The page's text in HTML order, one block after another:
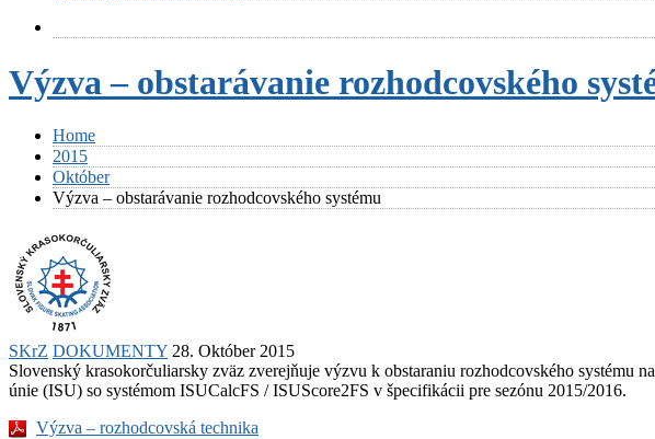
Výzva – obstarávanie rozhodcovského
Home
2015
Október
Výzva – obstarávanie rozhodcovského systému
SKrZ DOKUMENTY 28. Október 2015
Slovenský krasokorčuliarsky zväz zverejňuje výzvu k obstaraniu rozhodcovského
únie (ISU) so systémom ISUCalcFS / ISUScore2FS v špecifikácii pre sezónu 2015/2016.
Výzva – rozhodcovská technika